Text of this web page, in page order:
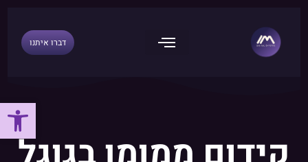
דברו איתנו